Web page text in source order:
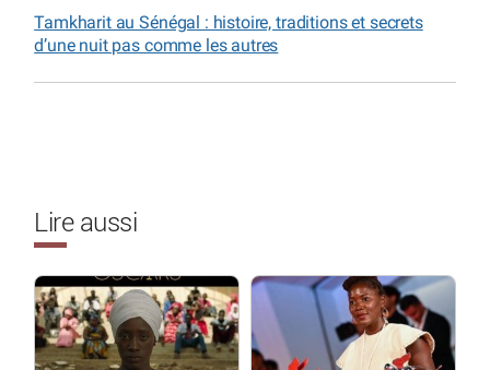
Tamkharit au Sénégal : histoire, traditions et secrets
d’une nuit pas comme les autres
Lire aussi